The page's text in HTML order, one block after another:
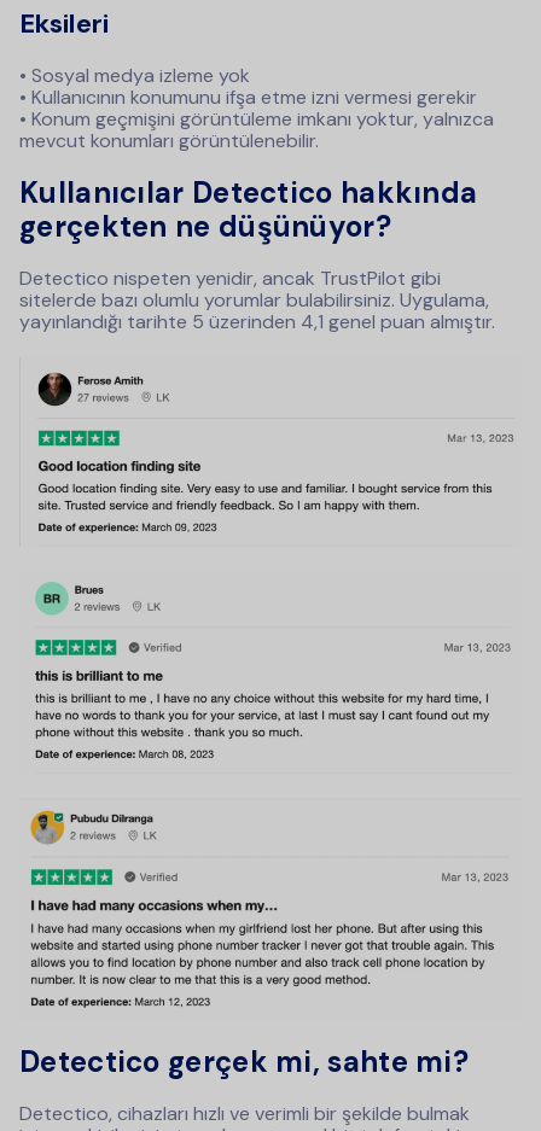
Eksileri
• Sosyal medya izleme yok
• Kullanıcının konumunu ifşa etme izni vermesi gerekir
• Konum geçmişini görüntüleme imkanı yoktur, yalnızca
mevcut konumları görüntülenebilir.
Kullanıcılar Detectico hakkında
gerçekten ne düşünüyor?
Detectico nispeten yenidir, ancak TrustPilot gibi
sitelerde bazı olumlu yorumlar bulabilirsiniz. Uygulama,
yayınlandığı tarihte 5 üzerinden 4,1 genel puan almıştır.
Detectico gerçek mi, sahte mi?
Detectico, cihazları hızlı ve verimli bir şekilde bulmak